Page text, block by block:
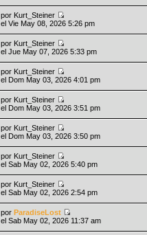
por Kurt_Steiner
el Vie May 08, 2026 5:26 pm
por Kurt_Steiner
el Jue May 07, 2026 5:33 pm
por Kurt_Steiner
el Dom May 03, 2026 4:01 pm
por Kurt_Steiner
el Dom May 03, 2026 3:51 pm
por Kurt_Steiner
el Dom May 03, 2026 3:50 pm
por Kurt_Steiner
el Sab May 02, 2026 5:40 pm
por Kurt_Steiner
el Sab May 02, 2026 2:54 pm
porParadiseLost
el Sab May 02, 2026 11:37 am